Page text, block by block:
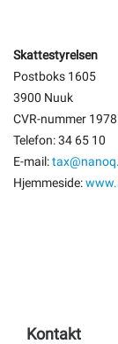
Skattestyrelsen
Postboks 1605
3900 Nuuk
CVR-nummer
Telefon: 34 65 10
E-mail:
Hjemmeside:
Kontakt